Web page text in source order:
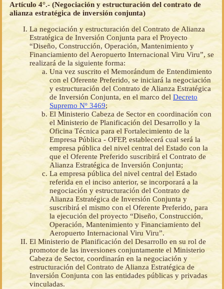
Artículo 4°.- (Negociación y estructuración del contrato de
alianza estratégica de inversión conjunta)
La negociación y estructuración del Contrato de Alianza
Estratégica de Inversión Conjunta para el Proyecto
“Diseño, Construcción, Operación, Mantenimiento y
Financiamiento del Aeropuerto Internacional Viru Viru”, se
realizará de la siguiente forma:
Una vez suscrito el Memorándum de Entendimiento
con el Oferente Preferido, se iniciará la negociación
y estructuración del Contrato de Alianza Estratégica
de Inversión Conjunta, en el marco del Decreto
Supremo Nº 3469;
El Ministerio Cabeza de Sector en coordinación con
el Ministerio de Planificación del Desarrollo y la
Oficina Técnica para el Fortalecimiento de la
Empresa Pública - OFEP, establecerá cual será la
empresa pública del nivel central del Estado con la
que el Oferente Preferido suscribirá el Contrato de
Alianza Estratégica de Inversión Conjunta;
La empresa pública del nivel central del Estado
referida en el inciso anterior, se incorporará a la
negociación y estructuración del Contrato de
Alianza Estratégica de Inversión Conjunta y
suscribirá el mismo con el Oferente Preferido, para
la ejecución del proyecto “Diseño, Construcción,
Operación, Mantenimiento y Financiamiento del
Aeropuerto Internacional Viru Viru”.
El Ministerio de Planificación del Desarrollo en su rol de
promotor de las inversiones conjuntamente el Ministerio
Cabeza de Sector, coordinarán en la negociación y
estructuración del Contrato de Alianza Estratégica de
Inversión Conjunta con las entidades públicas y privadas
vinculadas.